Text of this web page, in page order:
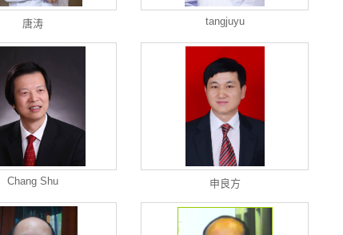
唐涛 tangjuyu
Chang Shu 申良方